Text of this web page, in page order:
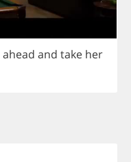
ahead and take her